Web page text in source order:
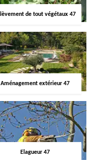
de tout végétaux 47
Aménagement extérieur 47
Elagueur 47